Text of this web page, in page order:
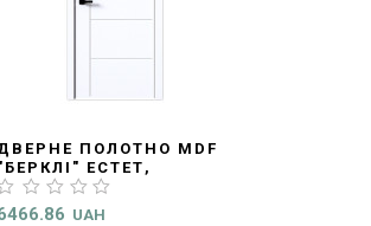
ПОЛОТНО MDF
ЕСТЕТ,
(D00000122)
UAH